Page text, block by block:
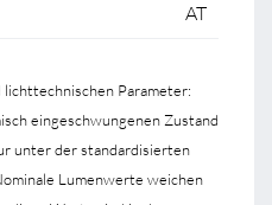
AT
Parameter:
eingeschwungenen Zustand
unter der standardisierten
Lumenwerte weichen